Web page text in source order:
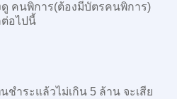
คนพิการ(ต้องมีบัตรคนพิการ)
อไปนี้
ชำระแล้วไม่เกิน 5 ล้าน จะเสีย